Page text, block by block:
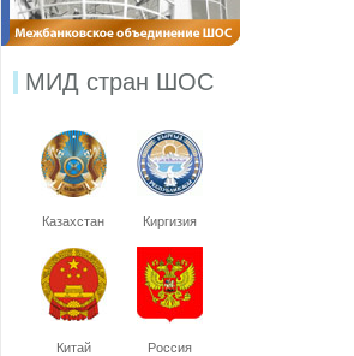
МИД стран ШОС
Казахстан Киргизия
Китай Россия